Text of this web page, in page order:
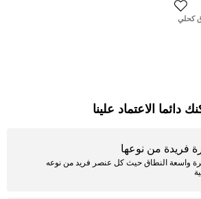
كحلي
دائما الاعتماد علينا
فريدة من نوعها
واسعة النطاق حيث كل عنصر فريد من نوعه